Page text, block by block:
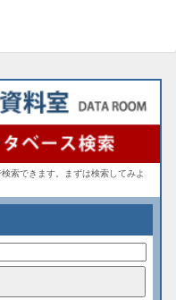
索できます。まずは検索してみよ